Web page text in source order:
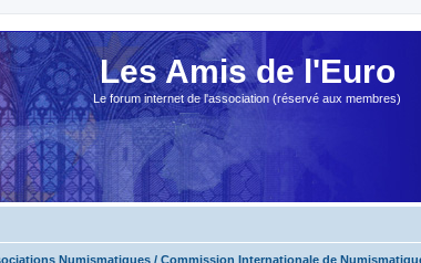
Les Amis de l'Euro
Le forum internet de l'association (réservé aux membres)
Numismatiques / Commission Internationale de